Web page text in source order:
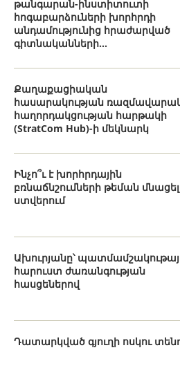
թանգարան-ինստիտուտի
հոգաբարձուների խորհրդի
անդամությունից հրաժարված
գիտնականների...
Քաղաքացիական
հասարակության
հաղորդակցության հարթակի
(StratCom Hub)-ի մեկնարկ
Ինչո՞ւ է խորհրդային
բռնաճնշումների թեման մնացել
ստվերում
Ախուրյանը՝
հարուստ ժառանգության
հասցեներով
Դատարկված գյուղի ոսկու